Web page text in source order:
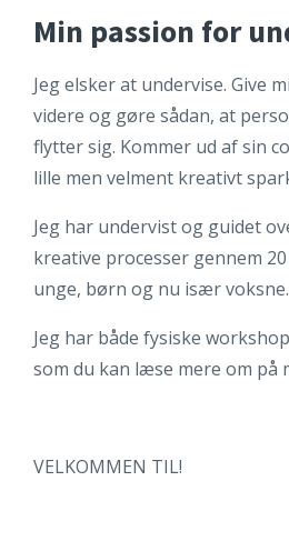
Min passion for
Jeg elsker at undervise. Give
videre og gøre sådan, at
flytter sig. Kommer ud af sin
lille men velment kreativt
Jeg har undervist og guidet
kreative processer gennem
unge, børn og nu især voksne.
Jeg har både fysiske
som du kan læse mere om på
VELKOMMEN TIL!